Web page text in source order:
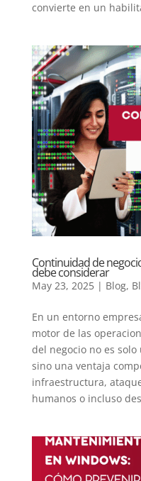
convierte en un
Continuidad de
debe considerar
May 23, 2025| Blog,
En un entorno
motor de las
del negocio no es
sino una ventaja
infraestructura,
humanos o incluso